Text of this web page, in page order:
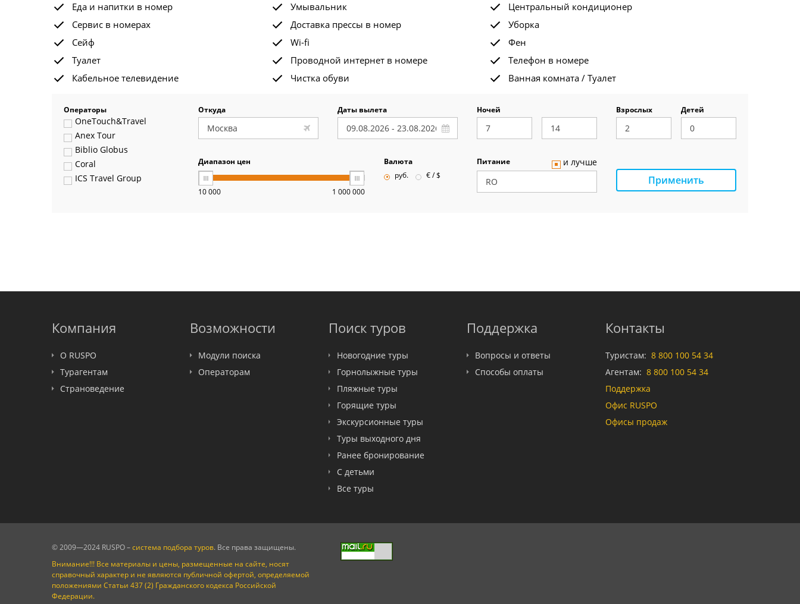
Еда и напитки в номер
Умывальник
Центральный кондиционер
Сервис в номерах
Доставка прессы в номер
Уборка
Сейф
Wi-fi
Фен
Туалет
Проводной интернет в номере
Телефон в номере
Кабельное телевидение
Чистка обуви Ванная комната / Туалет
Операторы
OneTouch&Travel
Anex Tour
Biblio Globus
Coral
ICS Travel Group
Pac Group
PlanTravel
FUN&SUN ex TUI
LOTI
Russian Express
Откуда Даты вылета Ночей Взрослых Детей
Диапазон цен
10 000 1 000 000
Валюта
руб.
€ / $
Питание и лучше
Применить
Компания
О RUSPO
Турагентам
Страноведение
Возможности
Модули поиска
Операторам
Поиск туров
Новогодние туры
Горнолыжные туры
Пляжные туры
Горящие туры
Экскурсионные туры
Туры выходного дня
Ранее бронирование
С детьми
Все туры
Поддержка
Вопросы и ответы
Способы оплаты
Контакты
Туристам: 8 800 100 54 34
Агентам: 8 800 100 54 34
Поддержка
Офис RUSPO
Офисы продаж
© 2009—2024 RUSPO –система подбора туров. Все права защищены.
Внимание!!! Все материалы и цены, размещенные на сайте, носят
справочный характер и не являются публичной офертой, определяемой
положениями Статьи 437 (2) Гражданского кодекса Российской
Федерации.